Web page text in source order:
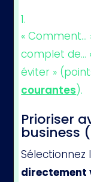
« Comment…
complet de…
éviter »
courantes).
Prioriser
business
directement